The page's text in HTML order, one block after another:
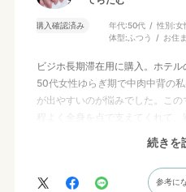
購入確認済み 年代:50代 性別:女
体型: ふつう お住
ビジホ長期滞在用に購入。ホテル
50代女性ゆらぎ期で中肉中背の
が出やすいのが悩みでした。この
程よく全身を点で支えてくれて
日々の健やかさに良質な睡眠は
私には手を出しやすい価格とは
スパ、素晴らしい！と思ってい
続きを
参考に